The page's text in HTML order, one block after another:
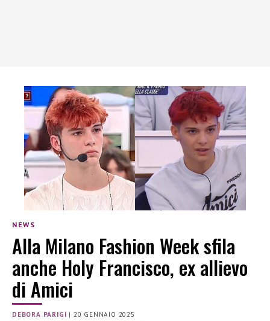
NEWS
Alla Milano Fashion Week sfila
anche Holy Francisco, ex allievo
di Amici
DEBORA PARIGI | 20 GENNAIO 2025